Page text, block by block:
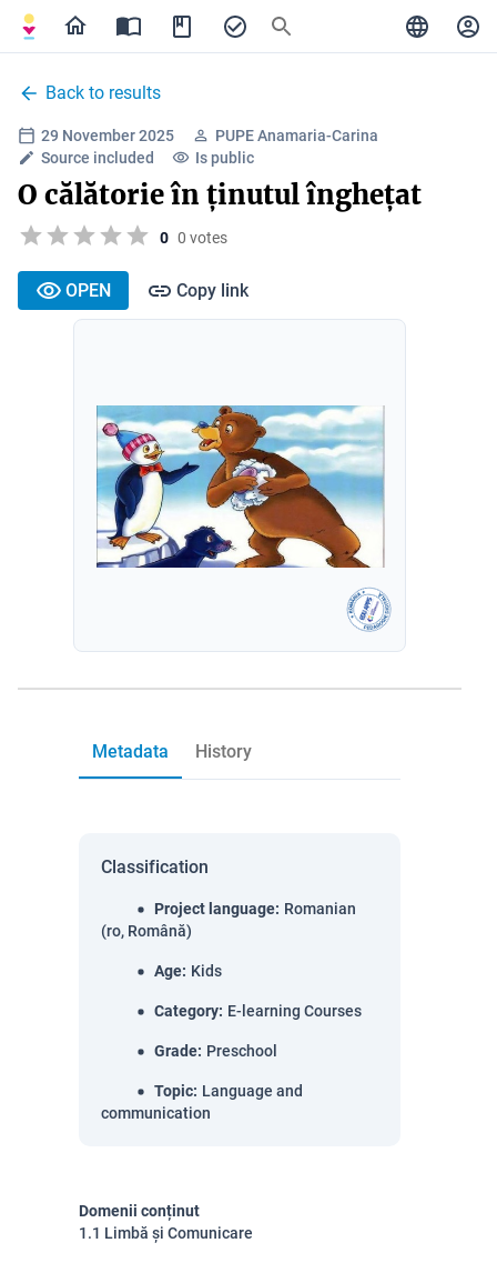
Back to results
29 November 2025
PUPE Anamaria-Carina
Source included
Is public
O călătorie în ținutul înghețat
0 0 votes
OPEN Copy link
Metadata History
Classification
Project language: Romanian
(ro, Română)
Age: Kids
Category: E-learning Courses
Grade: Preschool
Topic: Language and
communication
Domenii conținut
1.1 Limbă și Comunicare